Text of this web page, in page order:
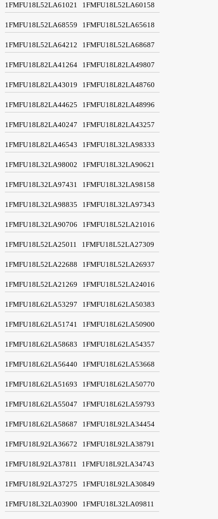
1FMFU18L52LA61021 1FMFU18L52LA60158
1FMFU18L52LA68559 1FMFU18L52LA65618
1FMFU18L52LA64212 1FMFU18L52LA68687
1FMFU18L82LA41264 1FMFU18L82LA49807
1FMFU18L82LA43019 1FMFU18L82LA48760
1FMFU18L82LA44625 1FMFU18L82LA48996
1FMFU18L82LA40247 1FMFU18L82LA43257
1FMFU18L82LA46543 1FMFU18L32LA98333
1FMFU18L32LA98002 1FMFU18L32LA90621
1FMFU18L32LA97431 1FMFU18L32LA98158
1FMFU18L32LA98835 1FMFU18L32LA97343
1FMFU18L32LA90706 1FMFU18L52LA21016
1FMFU18L52LA25011 1FMFU18L52LA27309
1FMFU18L52LA22688 1FMFU18L52LA26937
1FMFU18L52LA21269 1FMFU18L52LA24016
1FMFU18L62LA53297 1FMFU18L62LA50383
1FMFU18L62LA51741 1FMFU18L62LA50900
1FMFU18L62LA58683 1FMFU18L62LA54357
1FMFU18L62LA56440 1FMFU18L62LA53668
1FMFU18L62LA51693 1FMFU18L62LA50770
1FMFU18L62LA55047 1FMFU18L62LA59793
1FMFU18L62LA58687 1FMFU18L92LA34454
1FMFU18L92LA36672 1FMFU18L92LA38791
1FMFU18L92LA37811 1FMFU18L92LA34743
1FMFU18L92LA37275 1FMFU18L92LA30849
1FMFU18L32LA03900 1FMFU18L32LA09811